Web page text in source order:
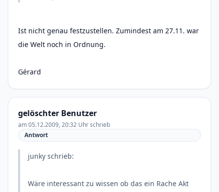
Ist nicht genau festzustellen. Zumindest am 27.11. war
die Welt noch in Ordnung.
Gérard
gelöschter Benutzer
am 05.12.2009, 20:32 Uhr schrieb
Antwort
junky schrieb:
Wäre interessant zu wissen ob das ein Rache Akt